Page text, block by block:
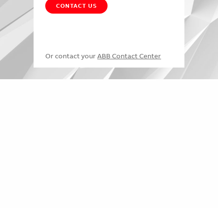
CONTACT US
Or contact your ABB Contact Center